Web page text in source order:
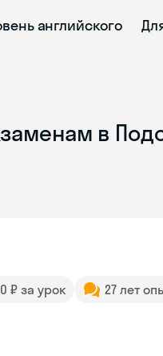
английского
в
₽ за урок 27 лет